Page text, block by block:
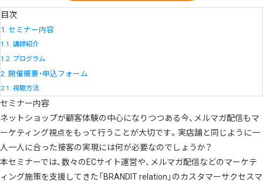
目次
1. セミナー内容
1.1. 講師紹介
1.2. プログラム
2. 開催概要・申込フォーム
2.1. 視聴方法
セミナー内容
ネットショップが顧客体験の中心になりつつある今、メルマガ配信もマ
ーケティング視点をもって行うことが大切です。実店舗と同じように一
人一人に合った接客の実現には何が必要なのでしょうか？
本セミナーでは、数々のECサイト運営や、メルマガ配信などのマーケテ
ィング施策を支援してきた「BRANDIT relation 」のカスタマーサクセスマ